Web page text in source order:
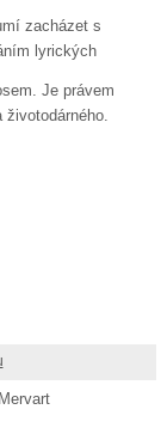
zacházet s
lyrických
Je právem